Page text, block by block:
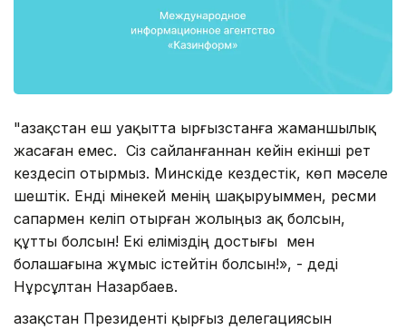
"Қазақстан еш уақытта Қырғызстанға жаманшылық
жасаған емес. Сіз сайланғаннан кейін екінші рет
кездесіп отырмыз. Минскіде кездестік, көп мәселе
шештік. Енді мінекей менің шақыруыммен, ресми
сапармен келіп отырған жолыңыз ақ болсын,
құтты болсын! Екі еліміздің достығы мен
болашағына жұмыс істейтін болсын!», - деді
Нұрсұлтан Назарбаев.
Қазақстан Президенті қырғыз делегациясын